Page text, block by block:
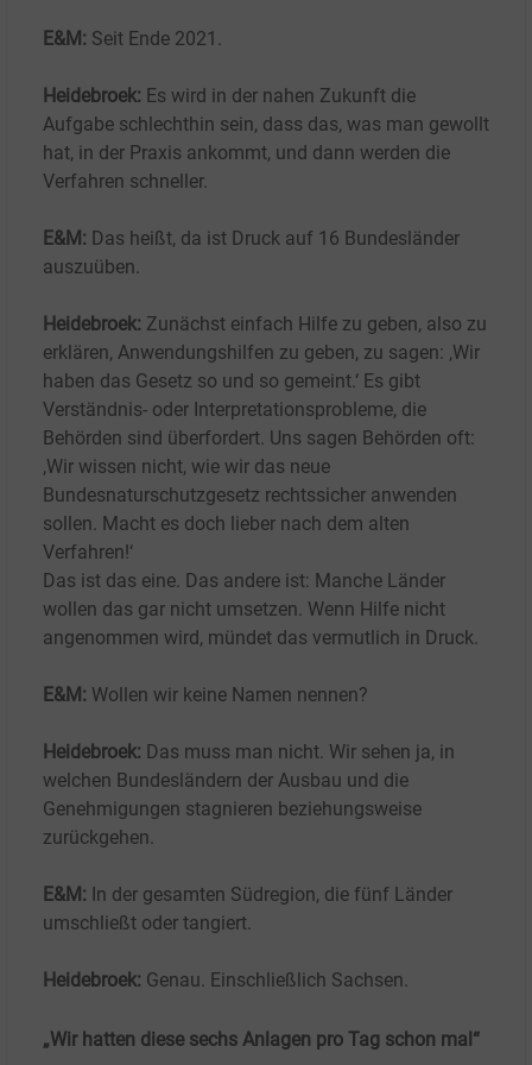
E&M: Seit Ende 2021.
Heidebroek: Es wird in der nahen Zukunft die
Aufgabe schlechthin sein, dass das, was man gewollt
hat, in der Praxis ankommt, und dann werden die
Verfahren schneller.
E&M: Das heißt, da ist Druck auf 16 Bundesländer
auszuüben.
Heidebroek: Zunächst einfach Hilfe zu geben, also zu
erklären, Anwendungshilfen zu geben, zu sagen: ‚Wir
haben das Gesetz so und so gemeint.‘ Es gibt
Verständnis- oder Interpretationsprobleme, die
Behörden sind überfordert. Uns sagen Behörden oft:
,Wir wissen nicht, wie wir das neue
Bundesnaturschutzgesetz rechtssicher anwenden
sollen. Macht es doch lieber nach dem alten
Verfahren!‘
Das ist das eine. Das andere ist: Manche Länder
wollen das gar nicht umsetzen. Wenn Hilfe nicht
angenommen wird, mündet das vermutlich in Druck.
E&M: Wollen wir keine Namen nennen?
Heidebroek: Das muss man nicht. Wir sehen ja, in
welchen Bundesländern der Ausbau und die
Genehmigungen stagnieren beziehungsweise
zurückgehen.
E&M: In der gesamten Südregion, die fünf Länder
umschließt oder tangiert.
Heidebroek: Genau. Einschließlich Sachsen.
„Wir hatten diese sechs Anlagen pro Tag schon mal“